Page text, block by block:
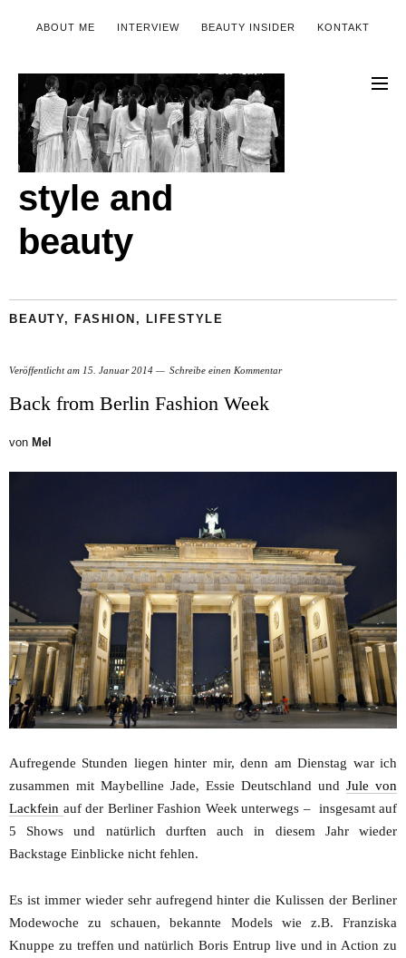
ABOUT ME INTERVIEW BEAUTY INSIDER KONTAKT
style and
beauty
BEAUTY, FASHION , LIFESTYLE
Veröffentlicht am 15. Januar 2014 Schreibe einen Kommentar
Back from Berlin Fashion Week
von Mel
Aufregende Stunden liegen hinter mir, denn am Dienstag war ich
zusammen mit Maybelline Jade, Essie Deutschland und Jule von
Lackfein auf der Berliner Fashion Week unterwegs – insgesamt auf
5 Shows und natürlich durften auch in diesem Jahr wieder
Backstage Einblicke nicht fehlen.
Es ist immer wieder sehr aufregend hinter die Kulissen der Berliner
Modewoche zu schauen, bekannte Models wie z.B. Franziska
Knuppe zu treffen und natürlich Boris Entrup live und in Action zu